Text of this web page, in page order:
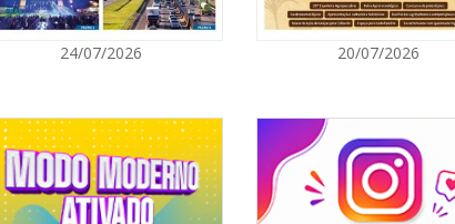
CAMBORIÚ
06/08/
PORTO BELO
06/08/
Porto
24/07/2026 20/07/2026